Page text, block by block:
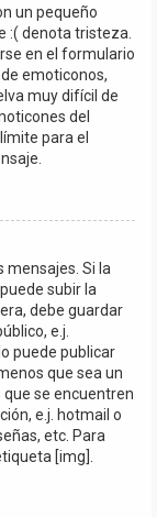
un pequeño
:( denota tristeza.
en el formulario
emoticonos,
muy difícil de
del
para el
mensajes. Si la
subir la
debe guardar
e.j.
puede publicar
que sea un
se encuentren
e.j. hotmail o
etc. Para
[img].